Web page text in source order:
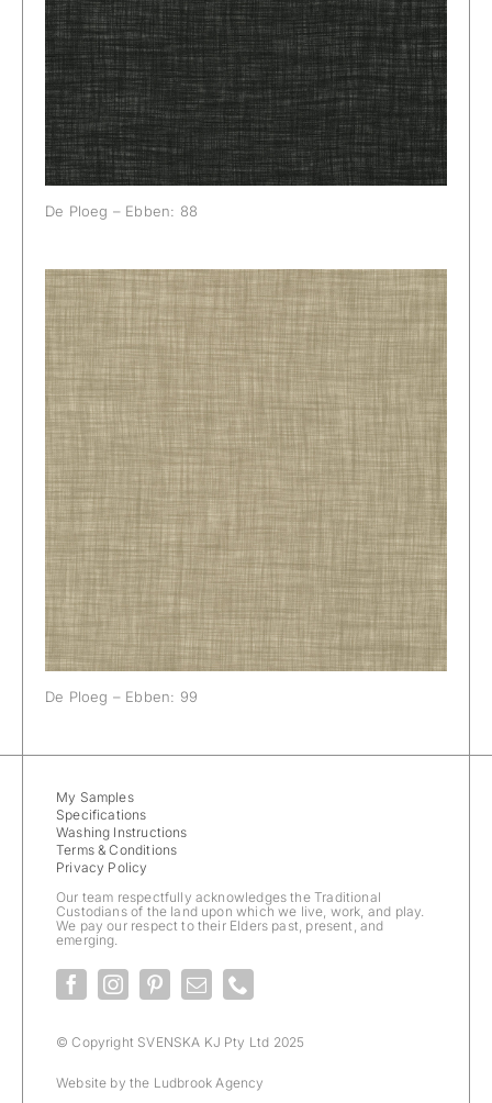
De Ploeg – Ebben: 88
De Ploeg – Ebben: 99
De Ploeg – Ebben: 99
My Samples
Specifications
Washing Instructions
Terms & Conditions
Privacy Policy
Our team respectfully acknowledges the Traditional
Custodians of the land upon which we live, work, and play.
We pay our respect to their Elders past, present, and
emerging.
© Copyright SVENSKA KJ Pty Ltd 2025
Website by the Ludbrook Agency